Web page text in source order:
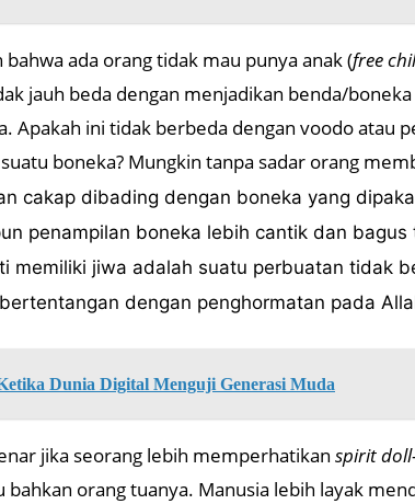
bahwa ada orang tidak mau punya anak (free
jauh beda dengan menjadikan benda/
Apakah ini tidak berbeda dengan voodo atau
boneka? Mungkin tanpa sadar orang
cakap dibading dengan boneka yang
penampilan boneka lebih cantik dan
memiliki jiwa adalah suatu perbuatan tidak
dengan penghormatan pada
Dunia Digital Menguji Generasi Muda
jika seorang lebih memperhatikan spirit doll
bahkan orang tuanya. Manusia lebih layak